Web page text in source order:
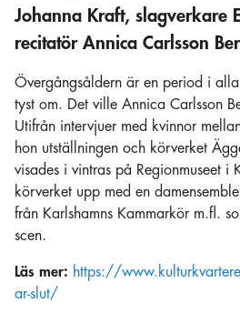
Johanna Kraft, slagverkare
recitatör Annica Carlsson
Övergångsåldern är en period i
tyst om. Det ville Annica Carlsson
Utifrån intervjuer med kvinnor
hon utställningen och körverket
visades i vintras på Regionmuseet i
körverket upp med en
från Karlshamns Kammarkör m.fl.
scen.
Läs mer: https://
ar-slut/